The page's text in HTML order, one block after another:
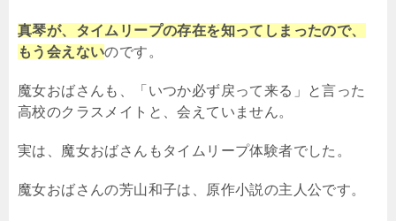
真琴が、タイムリープの存在を知ってしまったので、
もう会えないのです。
魔女おばさんも、「いつか必ず戻って来る」と言った
高校のクラスメイトと、会えていません。
実は、魔女おばさんもタイムリープ体験者でした。
魔女おばさんの芳山和子は、原作小説の主人公です。